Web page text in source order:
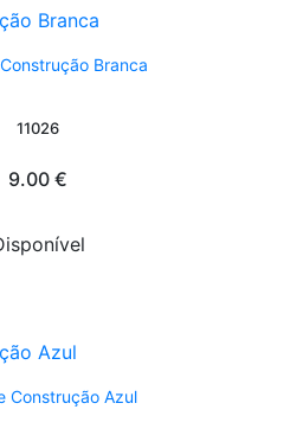
Branca
11026
9.00 €
Construção Azul